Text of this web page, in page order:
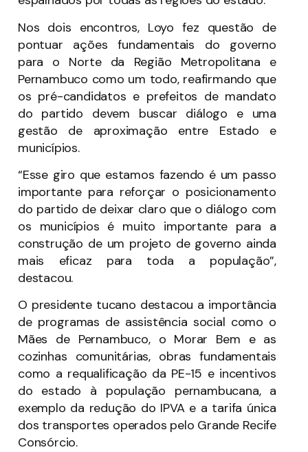
Nos dois encontros, Loyo fez questão de
pontuar ações fundamentais do governo
para o Norte da Região Metropolitana e
Pernambuco como um todo, reafirmando que
os pré-candidatos e prefeitos de mandato
do partido devem buscar diálogo e uma
gestão de aproximação entre Estado e
municípios.
“Esse giro que estamos fazendo é um passo
importante para reforçar o posicionamento
do partido de deixar claro que o diálogo com
os municípios é muito importante para a
construção de um projeto de governo ainda
mais eficaz para toda a população”,
destacou.
O presidente tucano destacou a importância
de programas de assistência social como o
Mães de Pernambuco, o Morar Bem e as
cozinhas comunitárias, obras fundamentais
como a requalificação da PE-15 e incentivos
do estado à população pernambucana, a
exemplo da redução do IPVA e a tarifa única
dos transportes operados pelo Grande Recife
Consórcio.